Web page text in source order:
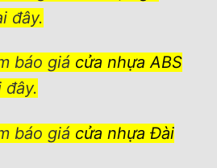
đây.
báo giá cửa nhựa ABS
đây.
báo giá cửa nhựa Đài